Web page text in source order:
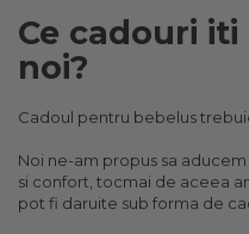
Ce cadouri
noi?
Cadoul pentru bebelus
Noi ne-am propus sa
si confort, tocmai de aceea
pot fi daruite sub forma de